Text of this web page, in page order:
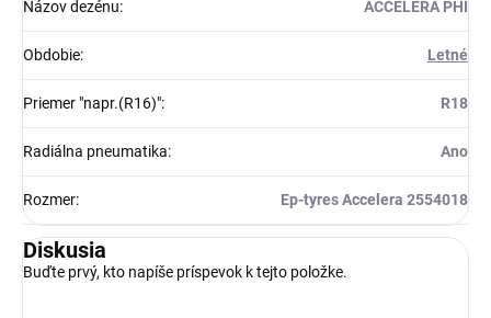
Názov dezénu: ACCELERA PHI
Obdobie: Letné
Priemer "napr.(R16)": R18
Radiálna pneumatika: Ano
Rozmer: Ep-tyres Accelera 2554018
Diskusia
Buďte prvý, kto napíše príspevok k tejto položke.